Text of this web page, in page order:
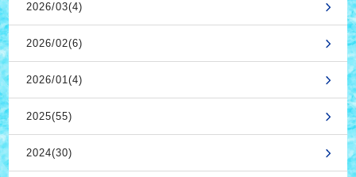
2026/03(4)
2026/02(6)
2026/01(4)
2025(55)
2024(30)